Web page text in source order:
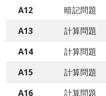
A12
暗記問題
A13
計算問題
A14
計算問題
A15
計算問題
A16
計算問題